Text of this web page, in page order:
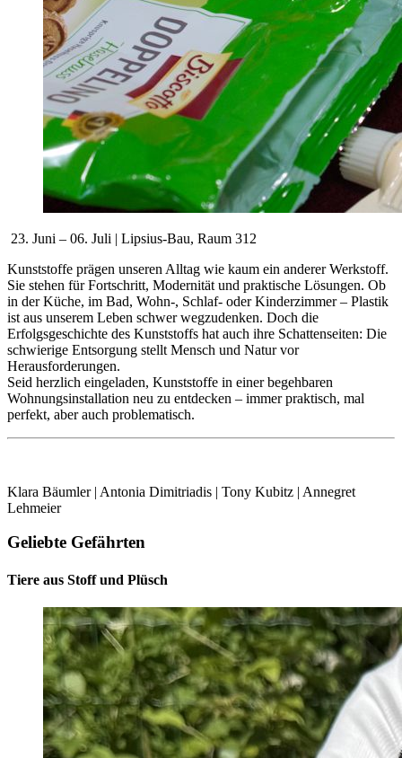
23. Juni – 06. Juli | Lipsius-Bau, Raum 312
Kunststoffe prägen unseren Alltag wie kaum ein anderer Werkstoff.
Sie stehen für Fortschritt, Modernität und praktische Lösungen. Ob
in der Küche, im Bad, Wohn-, Schlaf- oder Kinderzimmer – Plastik
ist aus unserem Leben schwer wegzudenken. Doch die
Erfolgsgeschichte des Kunststoffs hat auch ihre Schattenseiten: Die
schwierige Entsorgung stellt Mensch und Natur vor
Herausforderungen.
Seid herzlich eingeladen, Kunststoffe in einer begehbaren
Wohnungsinstallation neu zu entdecken – immer praktisch, mal
perfekt, aber auch problematisch.
Klara Bäumler | Antonia Dimitriadis | Tony Kubitz | Annegret
Lehmeier
Geliebte Gefährten
Tiere aus Stoff und Plüsch